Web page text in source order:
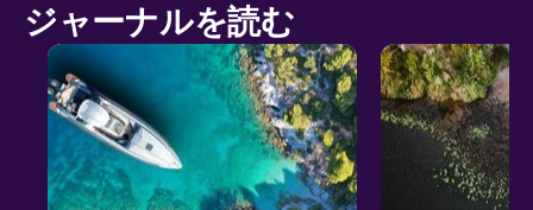
ジャーナルを読む